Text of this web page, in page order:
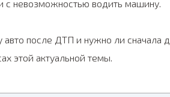
с невозможностью водить машину.
после ДТП и нужно ли сначала
этой актуальной темы.